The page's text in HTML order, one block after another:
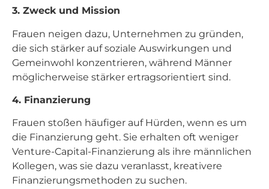
3. Zweck und Mission
Frauen neigen dazu, Unternehmen zu gründen,
die sich stärker auf soziale Auswirkungen und
Gemeinwohl konzentrieren, während Männer
möglicherweise stärker ertragsorientiert sind.
4. Finanzierung
Frauen stoßen häufiger auf Hürden, wenn es um
die Finanzierung geht. Sie erhalten oft weniger
Venture-Capital-Finanzierung als ihre männlichen
Kollegen, was sie dazu veranlasst, kreativere
Finanzierungsmethoden zu suchen.